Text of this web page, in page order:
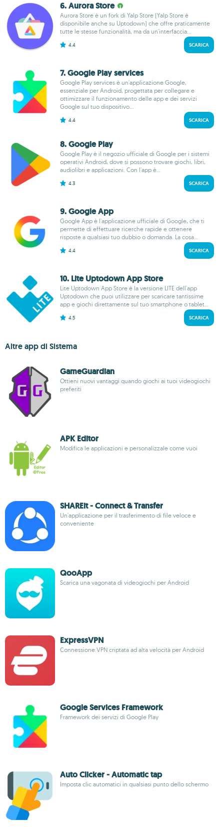
6. Aurora Store
Aurora Store è un fork di Yalp Store (Yalp Store è
disponibile anche su Uptodown) che offre praticamente
tutte le stesse funzionalità, ma da un'interfaccia...
4.4 SCARICA
7. Google Play services
Google Play services è un'applicazione Google,
essenziale per Android, progettata per collegare e
ottimizzare il funzionamento delle app e dei servizi
Google sul tuo dispositivo...
4.4 SCARICA
8. Google Play
Google Play è il negozio ufficiale di Google per i sistemi
operativi Android, dove si possono trovare giochi, libri,
audiolibri e applicazioni. Con l'app è...
4.3 SCARICA
9. Google App
Google App è l'applicazione ufficiale di Google, che ti
permette di effettuare ricerche rapide e ottenere
risposte a qualsiasi tuo dubbio o domanda. La cosa...
4.4 SCARICA
10. Lite Uptodown App Store
Lite Uptodown App Store è la versione LITE dell'app
Uptodown che puoi utilizzare per scaricare tantissime
app e giochi direttamente sul tuo smartphone o tablet...
4.5 SCARICA
Altre app di Sistema
GameGuardian
Ottieni nuovi vantaggi quando giochi ai tuoi videogiochi
preferiti
APK Editor
Modifica le applicazioni e personalizzale come vuoi
SHAREit - Connect & Transfer
Un'applicazione per il trasferimento di file veloce e
conveniente
QooApp
Scarica una vagonata di videogiochi per Android
ExpressVPN
Connessione VPN criptata ad alta velocità per Android
Google Services Framework
Framework dei servizi di Google Play
Auto Clicker - Automatic tap
Imposta clic automatici in qualsiasi punto dello schermo